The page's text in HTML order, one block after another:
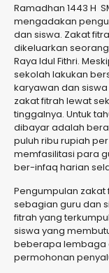
Ramadhan 1443 H
mengadakan
dan siswa. Zakat
dikeluarkan
Raya Idul Fithri.
sekolah lakukan
karyawan dan
zakat fitrah lewat
tinggalnya. Untuk
dibayar adalah
puluh ribu rupiah
memfasilitasi para
ber-infaq harian
Pengumpulan
sebagian guru dan
fitrah yang
siswa yang
beberapa lembaga
permohonan